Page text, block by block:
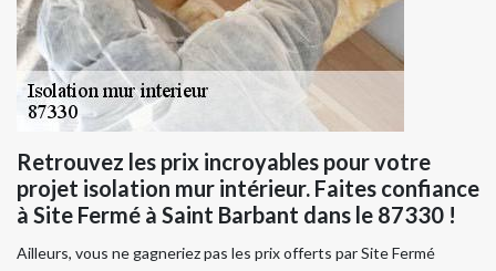
Retrouvez les prix incroyables pour votre
projet isolation mur intérieur. Faites confiance
à Site Fermé à Saint Barbant dans le 87330 !
Ailleurs, vous ne gagneriez pas les prix offerts par Site Fermé